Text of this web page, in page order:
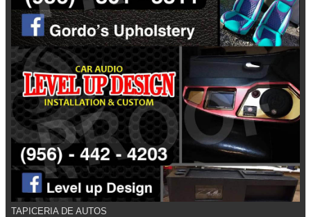
TAPICERIA DE AUTOS